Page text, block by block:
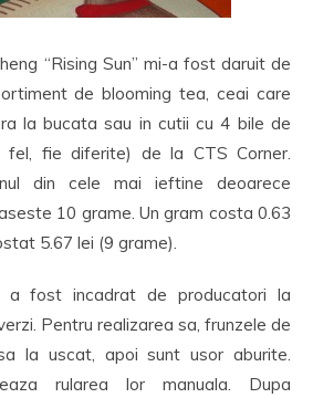
“Rising Sun” mi-a fost daruit de
de blooming tea, ceai care
la bucata sau in cutii cu 4 bile de
fie diferite) de la CTS Corner.
din cele mai ieftine deoarece
10 grame. Un gram costa 0.63
5.67 lei (9 grame).
a fost incadrat de producatori la
Pentru realizarea sa, frunzele de
la uscat, apoi sunt usor aburite.
rularea lor manuala. Dupa